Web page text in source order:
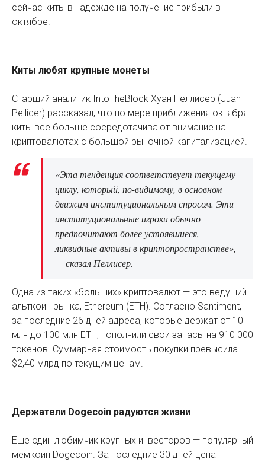
сейчас киты в надежде на получение прибыли в
октябре.
Киты любят крупные монеты
Старший аналитик IntoTheBlock Хуан Пеллисер (Juan
Pellicer) рассказал, что по мере приближения октября
киты все больше сосредотачивают внимание на
криптовалютах с большой рыночной капитализацией.
«Эта тенденция соответствует текущему
циклу, который, по-видимому, в основном
движим институциональным спросом. Эти
институциональные игроки обычно
предпочитают более устоявшиеся,
ликвидные активы в криптопространстве»,
— сказал Пеллисер.
Одна из таких «больших» криптовалют — это ведущий
альткоин рынка, Ethereum (ETH). Согласно Santiment,
за последние 26 дней адреса, которые держат от 10
млн до 100 млн ETH, пополнили свои запасы на 910 000
токенов. Суммарная стоимость покупки превысила
$2,40 млрд по текущим ценам.
Держатели Dogecoin радуются жизни
Еще один любимчик крупных инвесторов — популярный
мемкоин Dogecoin. За последние 30 дней цена